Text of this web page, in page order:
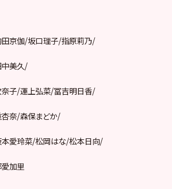
京伽/坂口理子/指原莉乃/
美久/
子/運上弘菜/冨吉明日香/
奈/森保まどか/
愛玲菜/松岡はな/松本日向/
加里